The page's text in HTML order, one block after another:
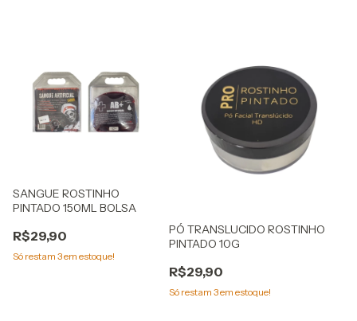
SANGUE ROSTINHO
PINTADO 150ML BOLSA
R$29,90
Só restam 3em estoque!
PÓ TRANSLUCIDO ROSTINHO
PINTADO 10G
R$29,90
Só restam 3em estoque!